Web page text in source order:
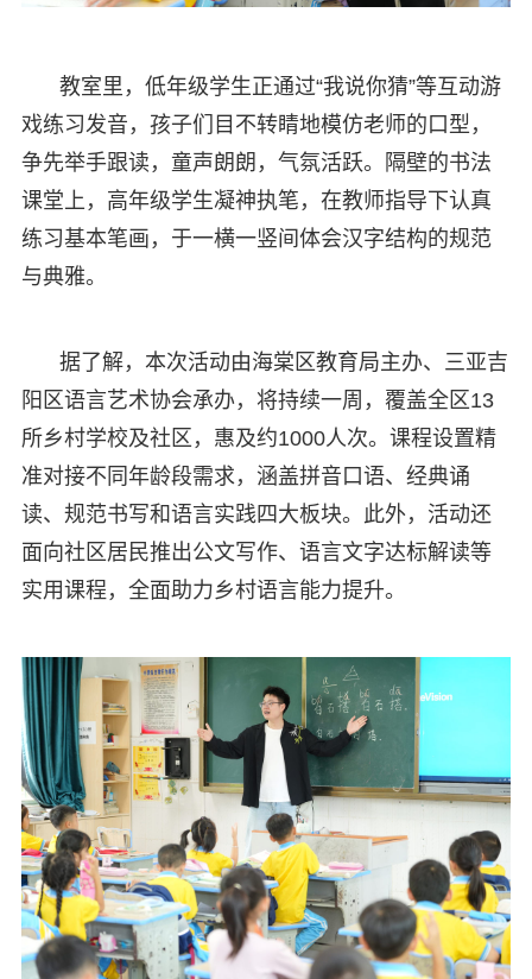
教室里，低年级学生正通过“我说你猜”等互动游
戏练习发音，孩子们目不转睛地模仿老师的口型，
争先举手跟读，童声朗朗，气氛活跃。隔壁的书法
课堂上，高年级学生凝神执笔，在教师指导下认真
练习基本笔画，于一横一竖间体会汉字结构的规范
与典雅。
据了解，本次活动由海棠区教育局主办、三亚吉
阳区语言艺术协会承办，将持续一周，覆盖全区13
所乡村学校及社区，惠及约1000人次。课程设置精
准对接不同年龄段需求，涵盖拼音口语、经典诵
读、规范书写和语言实践四大板块。此外，活动还
面向社区居民推出公文写作、语言文字达标解读等
实用课程，全面助力乡村语言能力提升。